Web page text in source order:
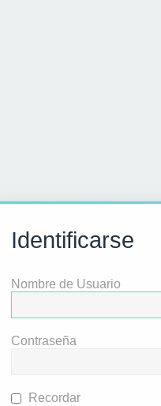
Identificarse
Nombre de Usuario
Contraseña
Recordar